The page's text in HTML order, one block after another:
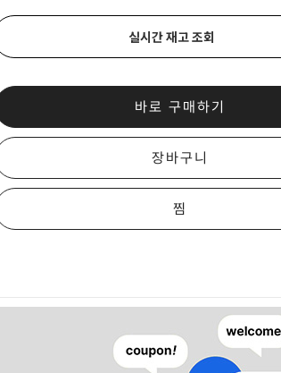
실시간 재고 조회
바로 구매하기
장바구니
찜